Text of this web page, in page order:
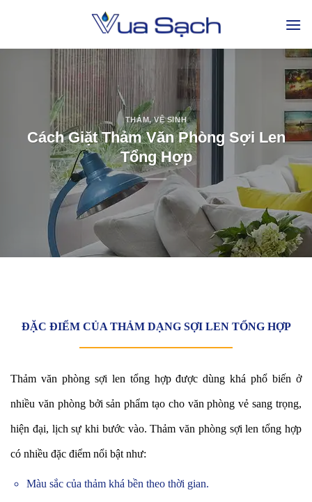
THẢM,VỆ SINH
Cách Giặt Thảm Văn Phòng Sợi Len
Tổng Hợp
ĐẶC ĐIỂM CỦA THẢM DẠNG SỢI LEN TỔNG HỢP
Thảm văn phòng sợi len tổng hợp được dùng khá phổ biến ở
nhiều văn phòng bởi sản phẩm tạo cho văn phòng vẻ sang trọng,
hiện đại, lịch sự khi bước vào.Thảm văn phòng sợi len tổng hợp
có nhiều đặc điểm nổi bật như:
Màu sắc của thảm khá bền theo thời gian.